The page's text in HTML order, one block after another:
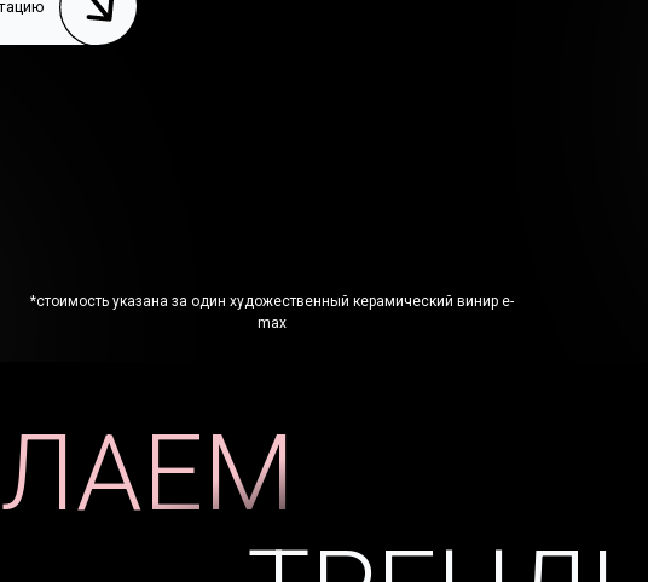
*стоимость указана за один художественный керамический винир e-
max